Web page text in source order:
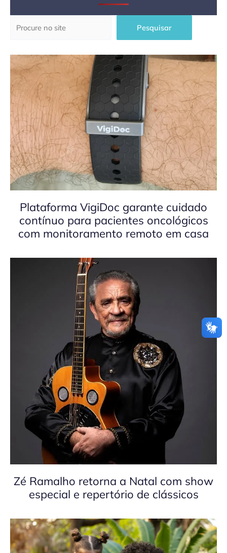
Pesquisar
Plataforma VigiDoc garante cuidado
contínuo para pacientes oncológicos
com monitoramento remoto em casa
Zé Ramalho retorna a Natal com show
especial e repertório de clássicos